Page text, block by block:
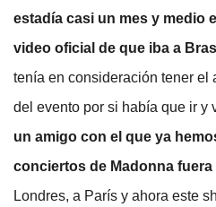
estadía casi un mes y medio
video oficial de que iba a
tenía en consideración tener el
del evento por si había que ir y
un amigo con el que ya
conciertos de Madonna fuera
Londres, a París y ahora este